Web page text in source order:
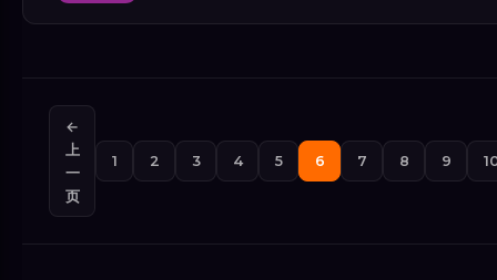
←
上
一
页
1 2 3 4 5 6 7 8 9